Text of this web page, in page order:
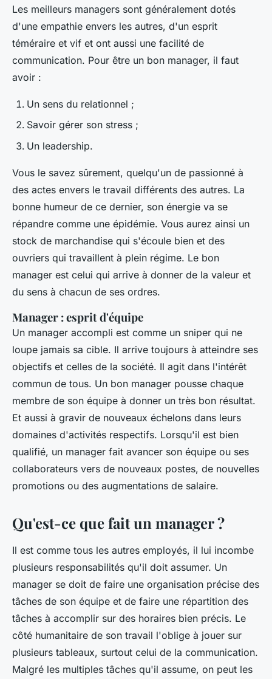
Les meilleurs managers sont généralement dotés
d'une empathie envers les autres, d'un esprit
téméraire et vif et ont aussi une facilité de
communication. Pour être un bon manager, il faut
avoir :
Un sens du relationnel ;
Savoir gérer son stress ;
Un leadership.
Vous le savez sûrement, quelqu'un de passionné à
des actes envers le travail différents des autres. La
bonne humeur de ce dernier, son énergie va se
répandre comme une épidémie. Vous aurez ainsi un
stock de marchandise qui s'écoule bien et des
ouvriers qui travaillent à plein régime. Le bon
manager est celui qui arrive à donner de la valeur et
du sens à chacun de ses ordres.
Manager : esprit d'équipe
Un manager accompli est comme un sniper qui ne
loupe jamais sa cible. Il arrive toujours à atteindre ses
objectifs et celles de la société. Il agit dans l'intérêt
commun de tous. Un bon manager pousse chaque
membre de son équipe à donner un très bon résultat.
Et aussi à gravir de nouveaux échelons dans leurs
domaines d'activités respectifs. Lorsqu'il est bien
qualifié, un manager fait avancer son équipe ou ses
collaborateurs vers de nouveaux postes, de nouvelles
promotions ou des augmentations de salaire.
Qu'est-ce que fait un manager ?
Il est comme tous les autres employés, il lui incombe
plusieurs responsabilités qu'il doit assumer. Un
manager se doit de faire une organisation précise des
tâches de son équipe et de faire une répartition des
tâches à accomplir sur des horaires bien précis. Le
côté humanitaire de son travail l'oblige à jouer sur
plusieurs tableaux, surtout celui de la communication.
Malgré les multiples tâches qu'il assume, on peut les